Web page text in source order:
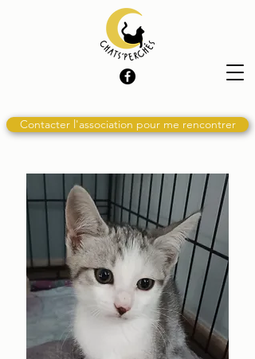
Contacter l'association pour me rencontrer